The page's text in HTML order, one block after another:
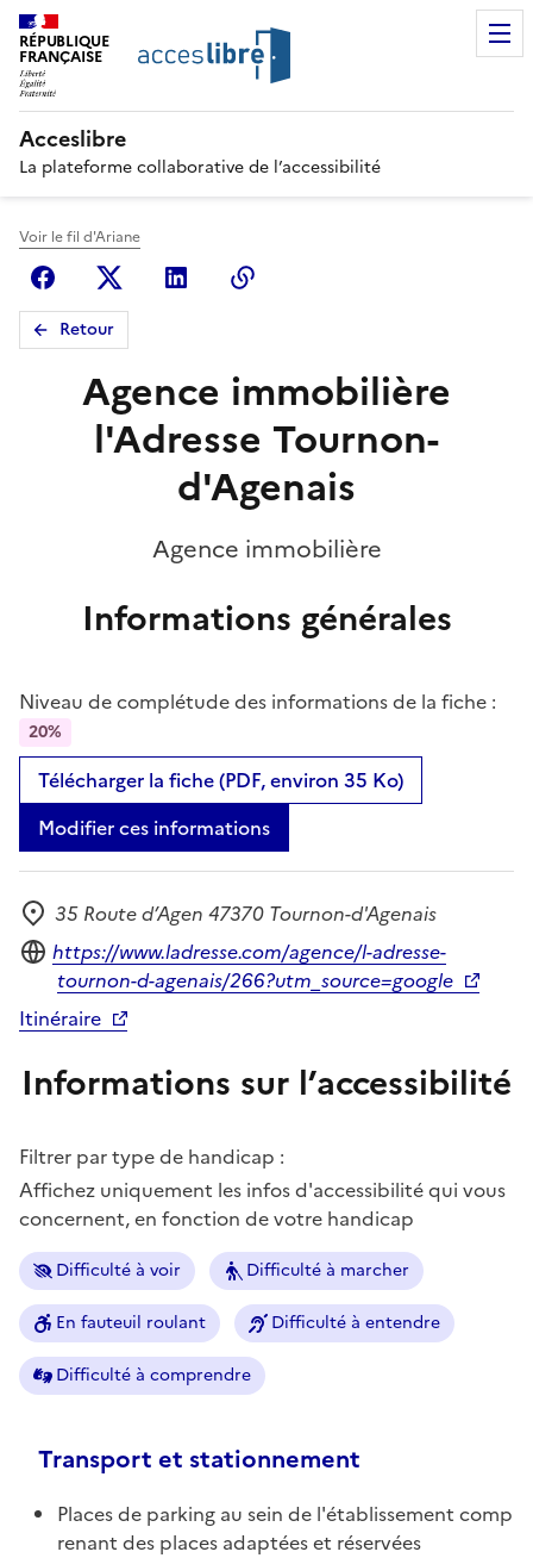
RÉPUBLIQUE
FRANÇAISE
Acceslibre
La plateforme collaborative de l’accessibilité
Voir le fil d'Ariane
FacebookX (anciennement Twitter)
Linkedin
Retour
Agence immobilière
l'Adresse Tournon-
d'Agenais
Agence immobilière
Informations générales
Niveau de complétude des informations de la fiche :
20%
Télécharger la fiche (PDF, environ 35 Ko)
Modifier ces informations
Adresse
35 Route d’Agen 47370 Tournon-d'Agenais
Site internet
https://www.ladresse.com/agence/l-adresse-
tournon-d-agenais/266?utm_source=google
Itinéraire
Informations sur l’accessibilité
Filtrer par type de handicap :
Affichez uniquement les infos d'accessibilité qui vous
concernent, en fonction de votre handicap
Difficulté à voir Difficulté à marcher
En fauteuil roulant Difficulté à entendre
Difficulté à comprendre
Transport et stationnement
Places de parking au sein de l'établissement comp
renant des places adaptées et réservées